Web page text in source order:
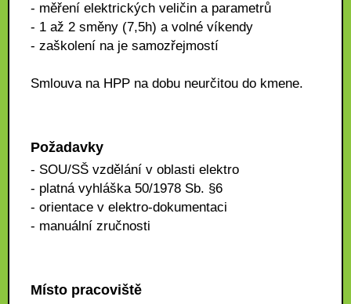
- měření elektrických veličin a parametrů
- 1 až 2 směny (7,5h) a volné víkendy
- zaškolení na je samozřejmostí
Smlouva na HPP na dobu neurčitou do kmene.
Požadavky
- SOU/SŠ vzdělání v oblasti elektro
- platná vyhláška 50/1978 Sb. §6
- orientace v elektro-dokumentaci
- manuální zručnosti
Místo pracoviště